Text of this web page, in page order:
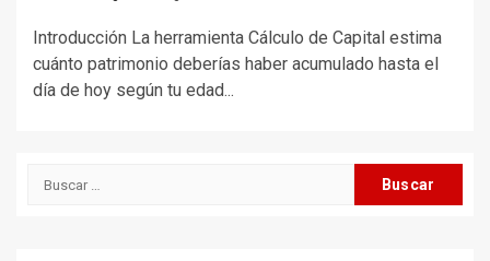
Introducción La herramienta Cálculo de Capital estima
cuánto patrimonio deberías haber acumulado hasta el
día de hoy según tu edad...
Buscar: